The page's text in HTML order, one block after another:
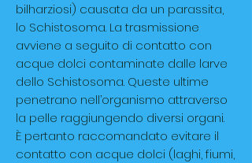
bilharziosi) causata da un parassita,
lo Schistosoma. La trasmissione
avviene a seguito di contatto con
acque dolci contaminate dalle larve
dello Schistosoma. Queste ultime
penetrano nell’organismo attraverso
la pelle raggiungendo diversi organi.
È pertanto raccomandato evitare il
contatto con acque dolci (laghi, fiumi,